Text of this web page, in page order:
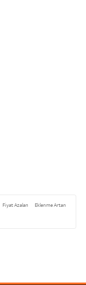
Fiyat Azalan
Eklenme Artan